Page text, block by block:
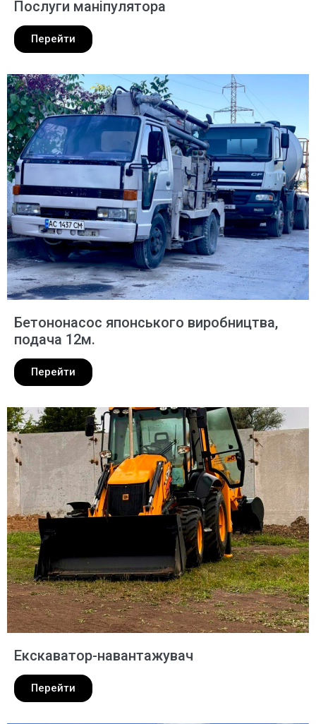
Послуги маніпулятора
Перейти
Бетононасос японського виробництва,
подача 12м.
Перейти
Екскаватор-навантажувач
Перейти